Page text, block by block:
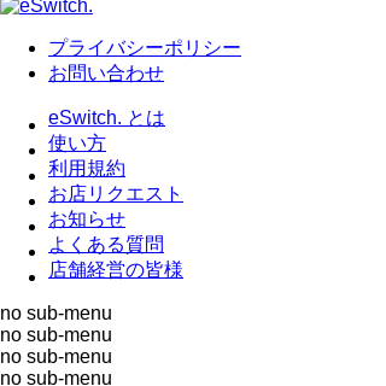
プライバシーポリシー
お問い合わせ
eSwitch. とは
使い方
利用規約
お店リクエスト
お知らせ
よくある質問
店舗経営の皆様
no sub-menu
no sub-menu
no sub-menu
no sub-menu